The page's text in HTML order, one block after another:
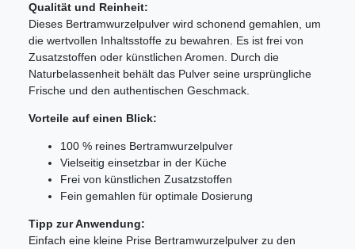
Qualität und Reinheit:
Dieses Bertramwurzelpulver wird schonend gemahlen, um
die wertvollen Inhaltsstoffe zu bewahren. Es ist frei von
Zusatzstoffen oder künstlichen Aromen. Durch die
Naturbelassenheit behält das Pulver seine ursprüngliche
Frische und den authentischen Geschmack.
Vorteile auf einen Blick:
100 % reines Bertramwurzelpulver
Vielseitig einsetzbar in der Küche
Frei von künstlichen Zusatzstoffen
Fein gemahlen für optimale Dosierung
Tipp zur Anwendung:
Einfach eine kleine Prise Bertramwurzelpulver zu den